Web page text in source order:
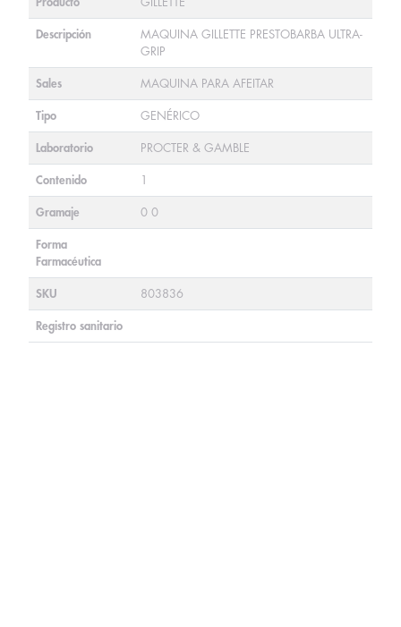
Descripción
MAQUINA GILLETTE PRESTOBARBA ULTRA-
GRIP
Sales MAQUINA PARA AFEITAR
Tipo GENÉRICO
Laboratorio PROCTER & GAMBLE
Contenido 1
Gramaje 0 0
Forma
Farmacéutica
SKU 803836
Registro sanitario